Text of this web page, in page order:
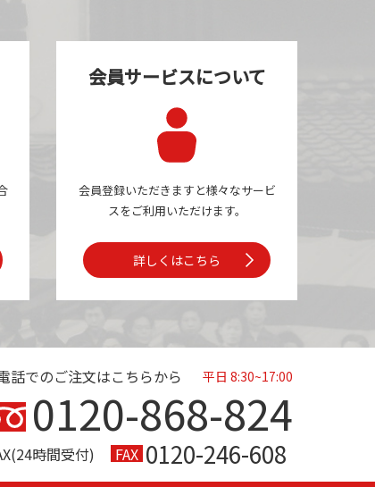
会員サービスについて
会員登録いただきますと様々なサービ
スをご利用いただけます。
詳しくはこちら
話でのご注文はこちらから 平日 8:30~17:00
0120-868-824
時間受付) FAX 0120-246-608